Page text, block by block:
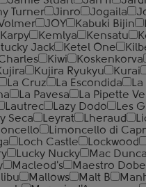
Turner Jinro Jogaila
JOY Kabuki Bijin
Karpy Kemlya Kensatu
Jack Ketel One
Kiwi Koskenkorva
Kujira Ryukyu Kurai
La Cruz La Escondida
La Pavesa La Pipette
Lautrec Lazy Dodo
Les
Seca Leyrat Lheraud
Limoncello di
Loch Castle Lockwood
Lucky Nucky Mac
Macleod's Maestro
Mallows Malt B